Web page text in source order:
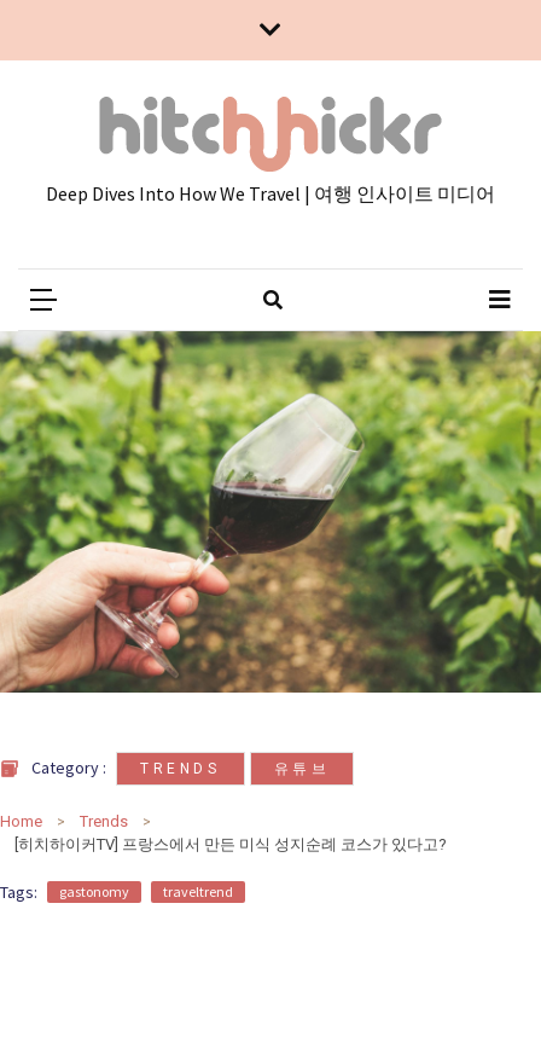
카
테
고
Deep Dives Into How We Travel | 여행 인사이트 미디어
Category : TRENDS 유튜브
Home
Trends
[히치하이커TV] 프랑스에서 만든 미식 성지순례 코스가 있다고?
Tags: gastonomy traveltrend